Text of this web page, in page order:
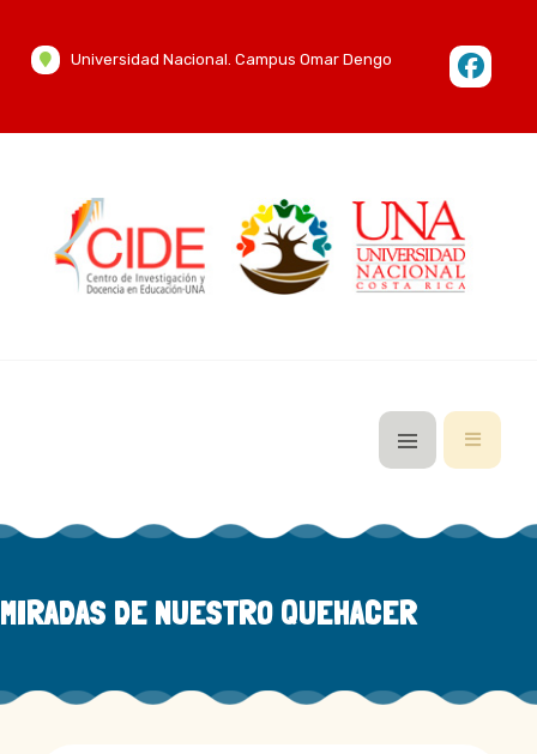
Universidad Nacional. Campus Omar Dengo
MIRADAS DE NUESTRO QUEHACER